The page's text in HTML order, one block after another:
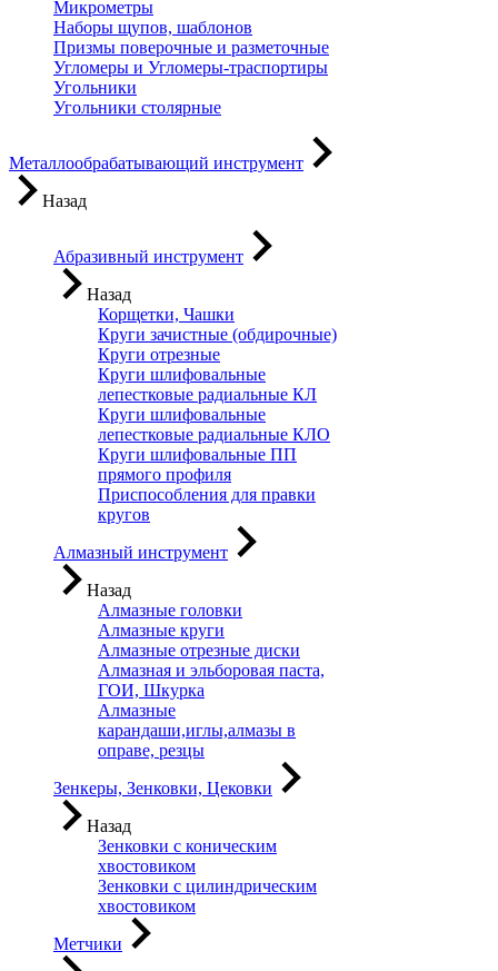
Микрометры
Наборы щупов, шаблонов
Призмы поверочные и разметочные
Угломеры и Угломеры-траспортиры
Угольники
Угольники столярные
Металлообрабатывающий инструмент
Назад
Абразивный инструмент
Назад
Корщетки, Чашки
Круги зачистные (обдирочные)
Круги отрезные
Круги шлифовальные
лепестковые радиальные КЛ
Круги шлифовальные
лепестковые радиальные КЛО
Круги шлифовальные ПП
прямого профиля
Приспособления для правки
кругов
Алмазный инструмент
Назад
Алмазные головки
Алмазные круги
Алмазные отрезные диски
Алмазная и эльборовая паста,
ГОИ, Шкурка
Алмазные
карандаши,иглы,алмазы в
оправе, резцы
Зенкеры, Зенковки, Цековки
Назад
Зенковки с коническим
хвостовиком
Зенковки с цилиндрическим
хвостовиком
Метчики